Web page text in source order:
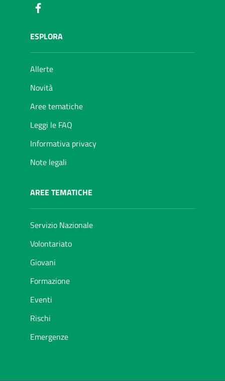
ESPLORA
Allerte
Novità
Aree tematiche
Leggi le FAQ
Informativa privacy
Note legali
AREE TEMATICHE
Servizio Nazionale
Volontariato
Giovani
Formazione
Eventi
Rischi
Emergenze